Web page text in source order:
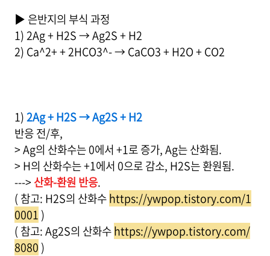
▶ 은반지의 부식 과정
1) 2Ag + H2S → Ag2S + H2
2) Ca^2+ + 2HCO3^- → CaCO3 + H2O + CO2
1)2Ag + H2S → Ag2S + H2
반응 전/후,
> Ag의 산화수는 0에서 +1로 증가, Ag는 산화됨.
> H의 산화수는 +1에서 0으로 감소, H2S는 환원됨.
--->산화-환원 반응.
( 참고: H2S의 산화수https://ywpop.tistory.com/1
0001 )
( 참고: Ag2S의 산화수https://ywpop.tistory.com/
8080 )